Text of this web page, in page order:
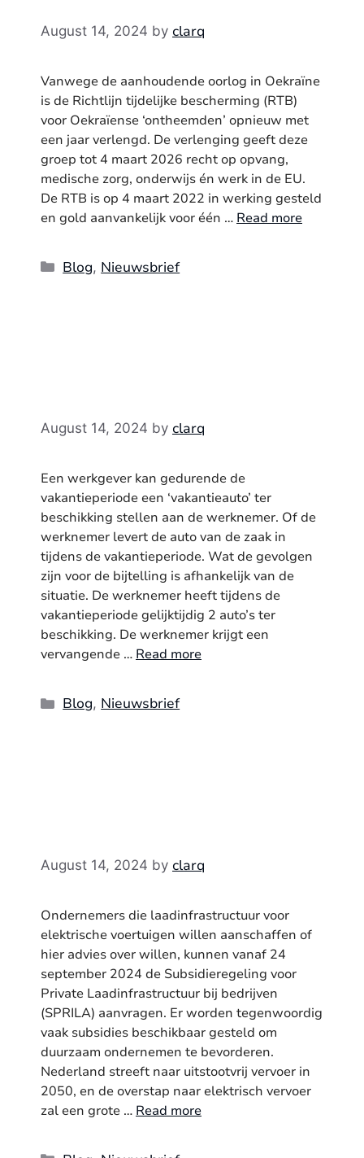
August 14, 2024 by clarq
Vanwege de aanhoudende oorlog in Oekraïne
is de Richtlijn tijdelijke bescherming (RTB)
voor Oekraïense ‘ontheemden’ opnieuw met
een jaar verlengd. De verlenging geeft deze
groep tot 4 maart 2026 recht op opvang,
medische zorg, onderwijs én werk in de EU.
De RTB is op 4 maart 2022 in werking gesteld
en gold aanvankelijk voor één … Read more
Categories
Blog, Nieuwsbrief
August 14, 2024 by clarq
Een werkgever kan gedurende de
vakantieperiode een ‘vakantieauto’ ter
beschikking stellen aan de werknemer. Of de
werknemer levert de auto van de zaak in
tijdens de vakantieperiode. Wat de gevolgen
zijn voor de bijtelling is afhankelijk van de
situatie. De werknemer heeft tijdens de
vakantieperiode gelijktijdig 2 auto’s ter
beschikking. De werknemer krijgt een
vervangende … Read more
Categories
Blog, Nieuwsbrief
August 14, 2024 by clarq
Ondernemers die laadinfrastructuur voor
elektrische voertuigen willen aanschaffen of
hier advies over willen, kunnen vanaf 24
september 2024 de Subsidieregeling voor
Private Laadinfrastructuur bij bedrijven
(SPRILA) aanvragen. Er worden tegenwoordig
vaak subsidies beschikbaar gesteld om
duurzaam ondernemen te bevorderen.
Nederland streeft naar uitstootvrij vervoer in
2050, en de overstap naar elektrisch vervoer
zal een grote … Read more